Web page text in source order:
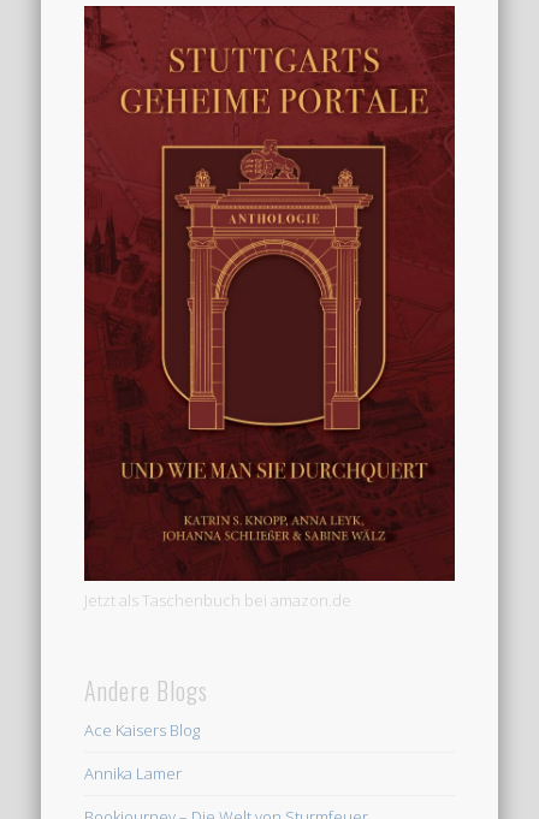
Jetzt als Taschenbuch bei amazon.de
Andere Blogs
Ace Kaisers Blog
Annika Lamer